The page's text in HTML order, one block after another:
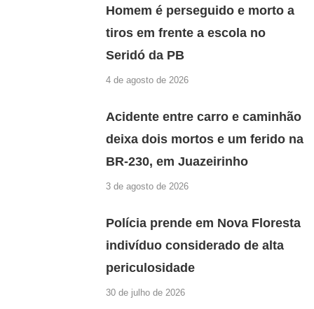
Homem é perseguido e morto a
tiros em frente a escola no
Seridó da PB
4 de agosto de 2026
Acidente entre carro e caminhão
deixa dois mortos e um ferido na
BR-230, em Juazeirinho
3 de agosto de 2026
Polícia prende em Nova Floresta
indivíduo considerado de alta
periculosidade
30 de julho de 2026